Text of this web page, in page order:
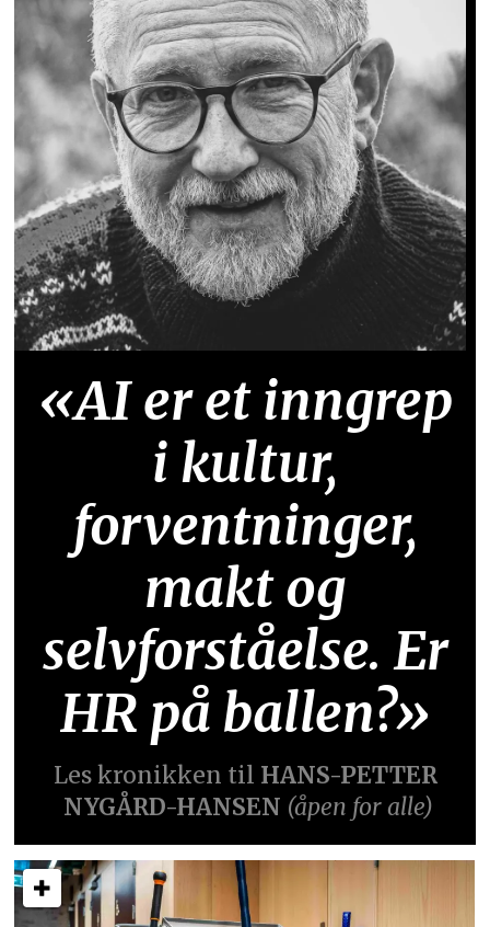
«AI er et inngrep
i kultur,
forventninger,
makt og
selvforståelse. Er
HR på ballen?»
Les kronikken til HANS-PETTER
NYGÅRD-HANSEN (åpen for alle)